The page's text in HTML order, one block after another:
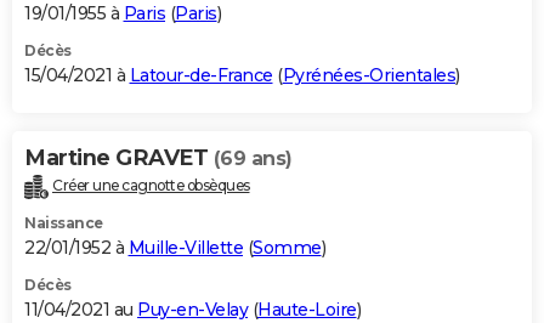
19/01/1955 à Paris (Paris)
Décès
15/04/2021 à Latour-de-France (Pyrénées-Orientales)
Martine GRAVET (69 ans)
Créer une cagnotte obsèques
Naissance
22/01/1952 à Muille-Villette (Somme)
Décès
11/04/2021 au Puy-en-Velay(Haute-Loire)